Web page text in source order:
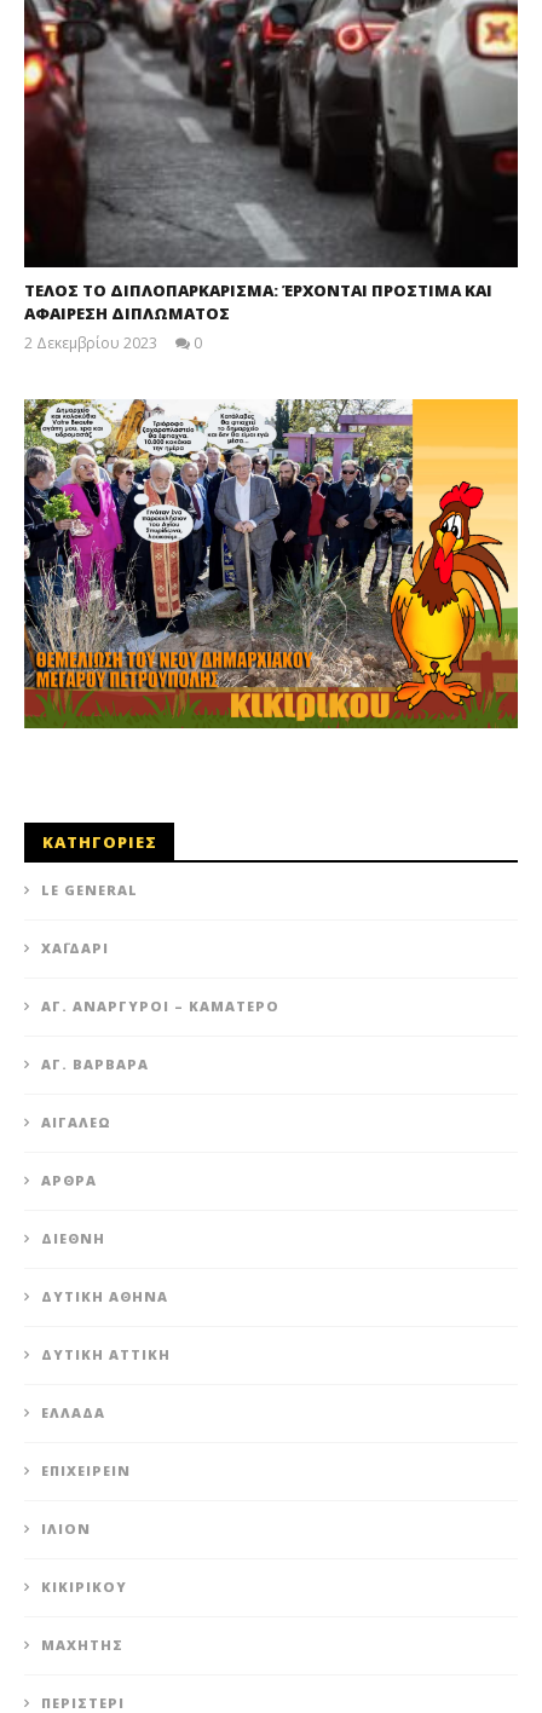
ΤΕΛΟΣ ΤΟ ΔΙΠΛΟΠΑΡΚΑΡΙΣΜΑ: ΈΡΧΟΝΤΑΙ ΠΡΟΣΤΙΜΑ ΚΑΙ
ΑΦΑΙΡΕΣΗ ΔΙΠΛΩΜΑΤΟΣ
2 Δεκεμβρίου 2023
0
ΚΑΤΗΓΟΡΙΕΣ
LE GENERAL
XΑΪΔΆΡΙ
ΆΓ. ΑΝΆΡΓΥΡΟΙ – KΑΜΑΤΕΡΌ
ΑΓ. ΒΑΡΒΆΡΑ
ΑΙΓΆΛΕΩ
ΆΡΘΡΑ
ΔΙΕΘΝΉ
ΔΥΤΙΚΉ ΑΘΉΝΑ
ΔΥΤΙΚΉ ΑΤΤΙΚΉ
ΕΛΛΆΔΑ
ΕΠΙΧΕΙΡΕΊΝ
ΊΛΙΟΝ
ΚΙΚΙΡΙΚΟΥ
ΜΑΧΗΤΗΣ
ΠΕΡΙΣΤΈΡΙ